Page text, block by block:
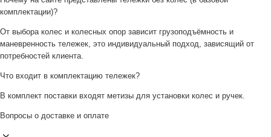
комплектации)?
От выбора колес и колесных опор зависит грузоподъёмность и
маневренность тележек, это индивидуальный подход, зависящий от
потребностей клиента.
Что входит в комплектацию тележек?
В комплект поставки входят метизы для установки колес и ручек.
Вопросы о доставке и оплате